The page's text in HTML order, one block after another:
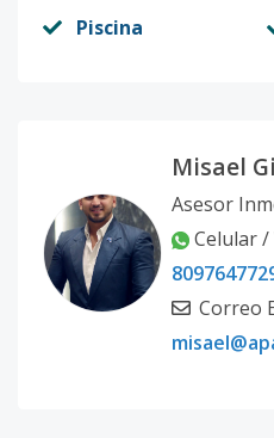
Piscina
Misael
Asesor
Celular /
Correo